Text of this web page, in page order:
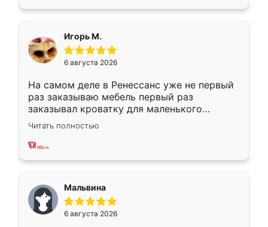
Игорь М.
6 августа 2026
На самом деле в Ренессанс уже не первый
раз заказываю мебель первый раз
заказывал кроватку для маленького
ребёнка при его рождении ,во второй раз
заказал шкаф-купе. По качеству очень
хорошее сборка достаточно быстрая,
меньше, здесь же он более разнообразный.
Мне нравится ,если что-то потребуется из
мебели буду заказывать только здесь.
Читать полностью
Мальвина
6 августа 2026